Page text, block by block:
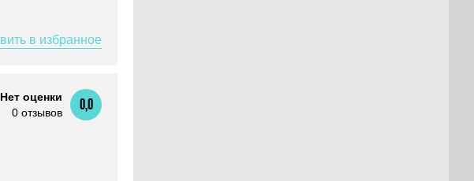
Нет оценки
0 отзывов
0,0